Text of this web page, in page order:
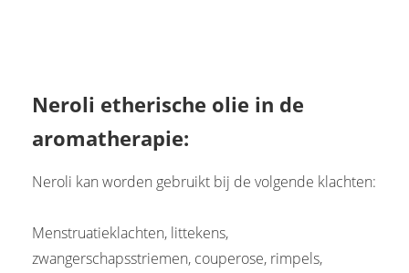
Neroli etherische olie in de
aromatherapie:
Neroli kan worden gebruikt bij de volgende klachten:
Menstruatieklachten, littekens,
zwangerschapsstriemen, couperose, rimpels,